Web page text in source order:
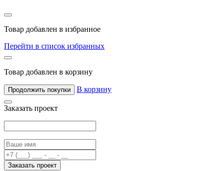
Товар добавлен в избранное
Перейти в список избранных
Товар добавлен в корзину
Продолжить покупки В корзину
Заказать проект
Заказать проект